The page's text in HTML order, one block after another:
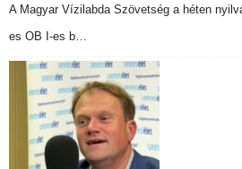
A Magyar Vízilabda Szövetség a héten
es OB I-es b…